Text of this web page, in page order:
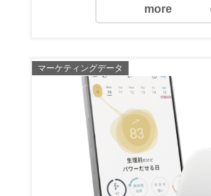
more
マーケティングデータ